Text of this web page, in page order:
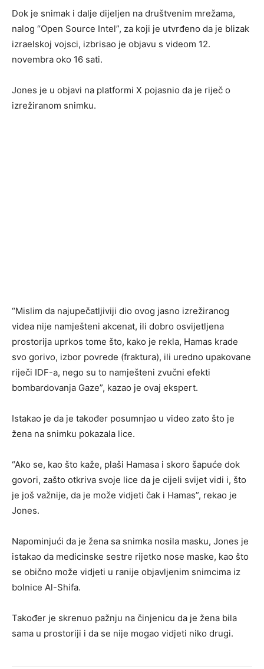
Dok je snimak i dalje dijeljen na društvenim mrežama,
nalog “Open Source Intel”, za koji je utvrđeno da je blizak
izraelskoj vojsci, izbrisao je objavu s videom 12.
novembra oko 16 sati.
Jones je u objavi na platformi X pojasnio da je riječ o
izrežiranom snimku.
“Mislim da najupečatljiviji dio ovog jasno izrežiranog
videa nije namješteni akcenat, ili dobro osvijetljena
prostorija uprkos tome što, kako je rekla, Hamas krade
svo gorivo, izbor povrede (fraktura), ili uredno upakovane
riječi IDF-a, nego su to namješteni zvučni efekti
bombardovanja Gaze”, kazao je ovaj ekspert.
Istakao je da je također posumnjao u video zato što je
žena na snimku pokazala lice.
“Ako se, kao što kaže, plaši Hamasa i skoro šapuće dok
govori, zašto otkriva svoje lice da je cijeli svijet vidi i, što
je još važnije, da je može vidjeti čak i Hamas”, rekao je
Jones.
Napominjući da je žena sa snimka nosila masku, Jones je
istakao da medicinske sestre rijetko nose maske, kao što
se obično može vidjeti u ranije objavljenim snimcima iz
bolnice Al-Shifa.
Također je skrenuo pažnju na činjenicu da je žena bila
sama u prostoriji i da se nije mogao vidjeti niko drugi.